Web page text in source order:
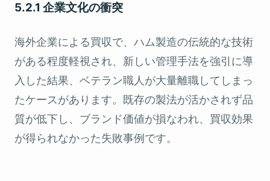
5.2.1 企業文化の衝突
海外企業による買収で、ハム製造の伝統的な技術
がある程度軽視され、新しい管理手法を強引に導
入した結果、ベテラン職人が大量離職してしまっ
たケースがあります。既存の製法が活かされず品
質が低下し、ブランド価値が損なわれ、買収効果
が得られなかった失敗事例です。